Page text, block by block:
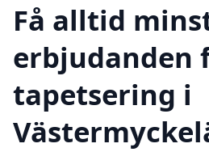
Få alltid
erbjudanden
tapetsering i